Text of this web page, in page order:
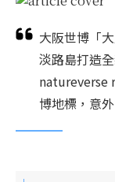
大阪世博「
淡路島打造
natureverse
博地標，意